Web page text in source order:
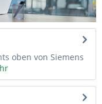
oben von Siemens